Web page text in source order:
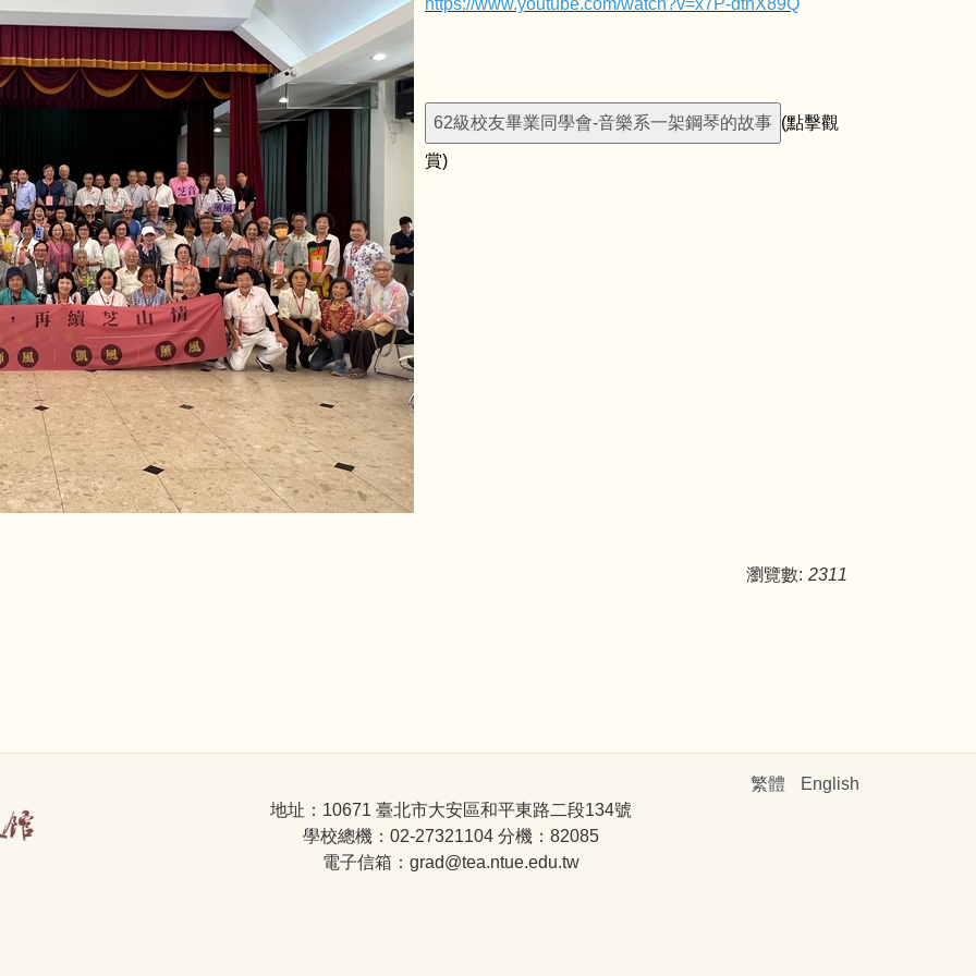
https://www.youtube.com/watch?v=x7P-dthX89Q
(點擊觀
賞)
瀏覽數: 2311
繁體
English
地址：10671 臺北市大安區和平東路二段134號
學校總機：02-27321104 分機：82085
電子信箱：grad@tea.ntue.edu.tw